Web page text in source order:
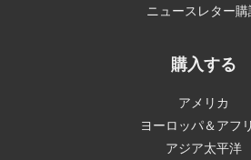
ニュースレター購
購入する
アメリカ
ヨーロッパ＆アフ
アジア太平洋